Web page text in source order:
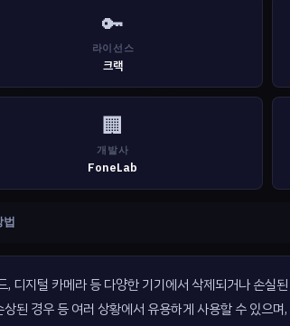
🔑
라이선스
크랙
🏢
개발사
FoneLab
지털 카메라 등 다양한 기기에서 삭제되거나 손실
된 경우 등 여러 상황에서 유용하게 사용할 수 있으